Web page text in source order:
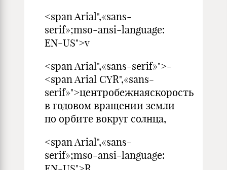
<span Arial",«sans-
serif»;mso-ansi-language:
EN-US">v
<span Arial",«sans-serif»">-
<span Arial CYR",«sans-
serif»">центробежнаяскорость
в годовом вращении земли
по орбите вокруг солнца,
<span Arial",«sans-
serif»;mso-ansi-language: